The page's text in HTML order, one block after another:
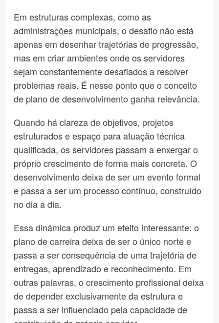
Em estruturas complexas, como as
administrações municipais, o desafio não está
apenas em desenhar trajetórias de progressão,
mas em criar ambientes onde os servidores
sejam constantemente desafiados a resolver
problemas reais. É nesse ponto que o conceito
de plano de desenvolvimento ganha relevância.
Quando há clareza de objetivos, projetos
estruturados e espaço para atuação técnica
qualificada, os servidores passam a enxergar o
próprio crescimento de forma mais concreta. O
desenvolvimento deixa de ser um evento formal
e passa a ser um processo contínuo, construído
no dia a dia.
Essa dinâmica produz um efeito interessante: o
plano de carreira deixa de ser o único norte e
passa a ser consequência de uma trajetória de
entregas, aprendizado e reconhecimento. Em
outras palavras, o crescimento profissional deixa
de depender exclusivamente da estrutura e
passa a ser influenciado pela capacidade de